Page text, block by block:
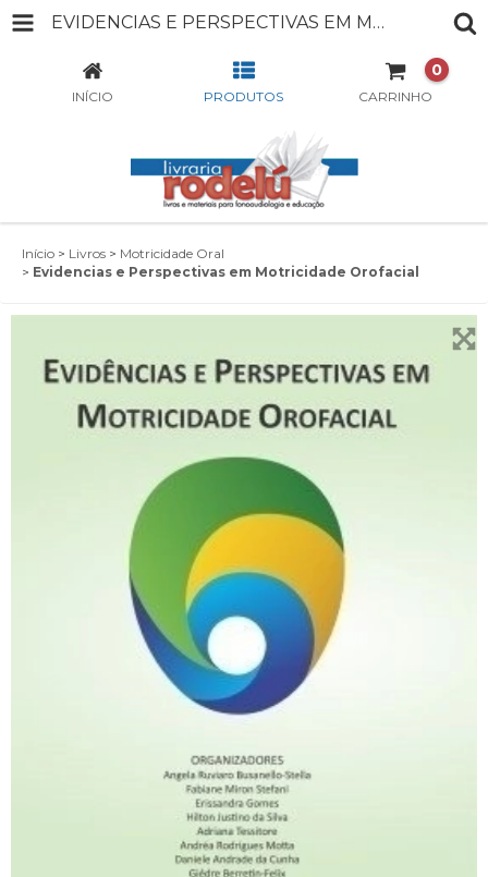
EVIDENCIAS E PERSPECTIVAS EM MOTRICIDADE OROFACIAL
INÍCIO PRODUTOS CARRINHO
0
Início > Livros > Motricidade Oral
> Evidencias e Perspectivas em Motricidade Orofacial